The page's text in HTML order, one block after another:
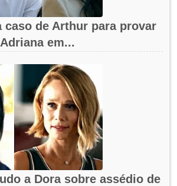
caso de Arthur para provar
em...
a Dora sobre assédio de